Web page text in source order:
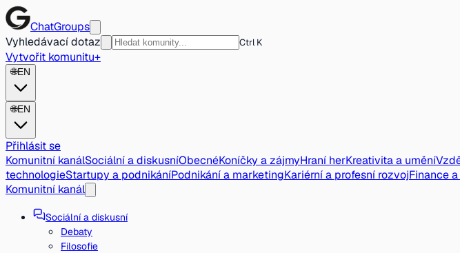
ChatGroups
Vyhledávací dotaz
Ctrl K
Vytvořit komunitu+
🌐EN
🌐EN
Přihlásit se
Komunitní kanálSociální a diskusníObecnéKoníčky a zájmyHraní herKreativita a umění
technologieStartupy a podnikáníPodnikání a marketingKariérní a profesní rozvojFinance
Komunitní kanál
Sociální a diskusní
Debaty
Filosofie